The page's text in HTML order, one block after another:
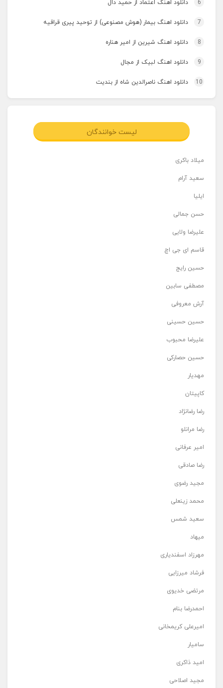
6 دانلود اهنگ اعتماد از حمید دال
7 دانلود اهنگ بیمار (هوش مصنوعی) از توحید پیری قراقیه
8 دانلود اهنگ شیرین از امیر هناره
9 دانلود اهنگ لبیک از مجال
10 دانلود اهنگ ناصرالدین شاه از بندیت
لیست خوانندگان
میلاد باکری
سعید آرام
ایلیا
حسن جمالی
علیرضا ولایی
قاسم ای جی اچ
حسین رایج
مصطفی سابین
آرش معروفی
حسین حسینی
علیرضا محبوب
حسین حصارکی
مهدیار
کاپیتان
رضا رضانژاد
رضا مرانلو
امیر عرفانی
رضا صادقی
مجید رضوی
محمد زینعلی
سعید شمس
میهاد
مهرزاد اسفندیاری
فرشاد میرزایی
مرتضی خدیوی
احمدرضا بنام
امیرعلی کریمخانی
سامیار
امید ذاکری
مجید اصلاحی